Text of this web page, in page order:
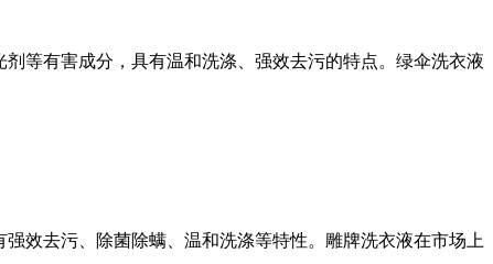
等有害成分，具有温和洗涤、强效去污的特点。绿伞洗衣液
效去污、除菌除螨、温和洗涤等特性。雕牌洗衣液在市场上